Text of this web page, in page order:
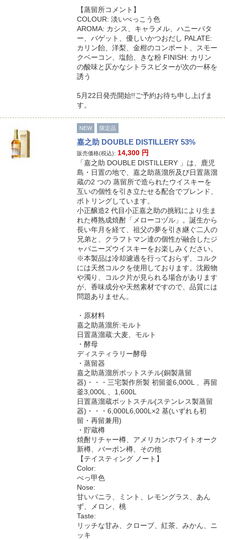
【蒸留所コメント】
COLOUR: 淡いべっこう色
AROMA: カシス、キャラメル、ハニーバタ
ー、バゲット、優しいかつおだし PALATE:
カリン飴、洋梨、金柑のコンポート、スモー
クベーコン、塩飴、きな粉 FINISH: カリン
の酸味と仄かなシトラスビターが次の一杯を
誘う
5月22日発売開始!!ご予約お待ち申し上げま
す。
NEW 限定品
嘉之助 DOUBLE DISTILLERY 53%
販売価格(税込): 14,300 円
「嘉之助 DOUBLE DISTILLERY 」は、鹿児
島・日置の地で、嘉之助蒸溜所及び日置蒸溜
蔵の2 つの 蒸留所で造られたウイスキーを
互いの個性を引き立たせる配合でブレンド、
ボトリングしています。
小正醸造2 代目小正嘉之助の挑戦により生ま
れた樽熟成焼酎「メローコヅル」。誕生から
長い年月を経て、祖父の夢を引き継ぐ二人の
兄弟と、クラフトマン達の個性が融合したジ
ャパニーズウイスキーをお楽しみください。
※本製品は冷却濾過を行っておらず、コルク
には天然コルクを使用しております。沈殿物
や濁り、コルク片が見られる場合があります
が、香味成分や天然素材ですので、品質には
問題ありません。
・原材料
嘉之助蒸溜所:モルト
日置蒸溜蔵:大麦、モルト
・酵母
ディスティラリー酵母
・蒸留器
嘉之助蒸溜所ポットスチル(銅製蒸留
器)・・・三宅製作所製 初留釜6,000L 、再留
釜3,000L 、1,600L
日置蒸溜蔵ポットスチル(ステンレス製蒸留
器)・・・6,000L6,000L×2 基(いずれも初
留・再留兼用)
・貯蔵樽
焼酎リチャー樽、アメリカンホワイトオーク
新樽、バーボン樽、その他
【テイスティング ノート】
Color:
べっ甲色
Nose:
甘いバニラ、ミント、レモングラス、あん
ず、メロン、桃
Taste:
リッチな甘み、クローブ、紅茶、みかん、ニ
ッキ